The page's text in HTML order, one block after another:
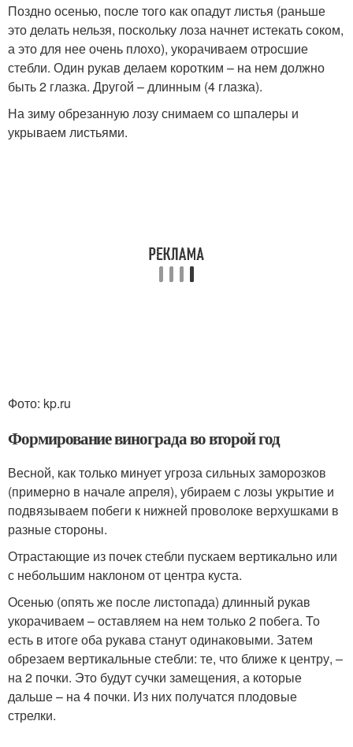
Поздно осенью, после того как опадут листья (раньше
это делать нельзя, поскольку лоза начнет истекать соком,
а это для нее очень плохо), укорачиваем отросшие
стебли. Один рукав делаем коротким – на нем должно
быть 2 глазка. Другой – длинным (4 глазка).
На зиму обрезанную лозу снимаем со шпалеры и
укрываем листьями.
Фото: kp.ru
Формирование винограда во второй год
Весной, как только минует угроза сильных заморозков
(примерно в начале апреля), убираем с лозы укрытие и
подвязываем побеги к нижней проволоке верхушками в
разные стороны.
Отрастающие из почек стебли пускаем вертикально или
с небольшим наклоном от центра куста.
Осенью (опять же после листопада) длинный рукав
укорачиваем – оставляем на нем только 2 побега. То
есть в итоге оба рукава станут одинаковыми. Затем
обрезаем вертикальные стебли: те, что ближе к центру, –
на 2 почки. Это будут сучки замещения, а которые
дальше – на 4 почки. Из них получатся плодовые
стрелки.